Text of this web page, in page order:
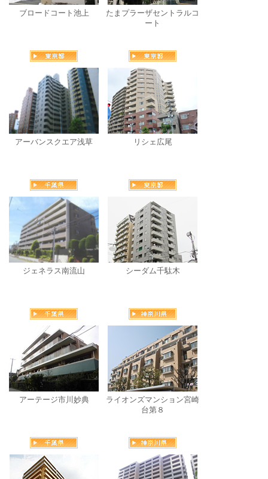
ブロードコート池上
たまプラーザセントラルコ
ート
アーバンスクエア浅草 リシェ広尾
ジェネラス南流山 シーダム千駄木
アーテージ市川妙典
ライオンズマンション宮崎
台第８